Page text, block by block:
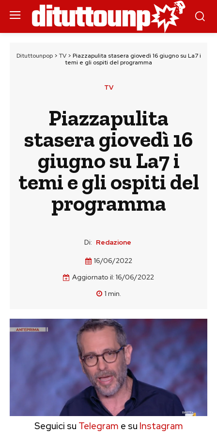
Dituttounpop> TV> Piazzapulita stasera giovedì 16 giugno su La7 i
temi e gli ospiti del programma
TV
Piazzapulita
stasera giovedì 16
giugno su La7 i
temi e gli ospiti del
programma
Di: Redazione
16/06/2022
Aggiornato il: 16/06/2022
1 min.
Seguici su Telegram e su Instagram